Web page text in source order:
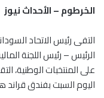
الخرطوم – الأحداث نيوز
التفى رئيس الاتحاد
الرئيس – رئيس اللجنة
على المنتخبات الوطنية،
اليوم السبت بفندق